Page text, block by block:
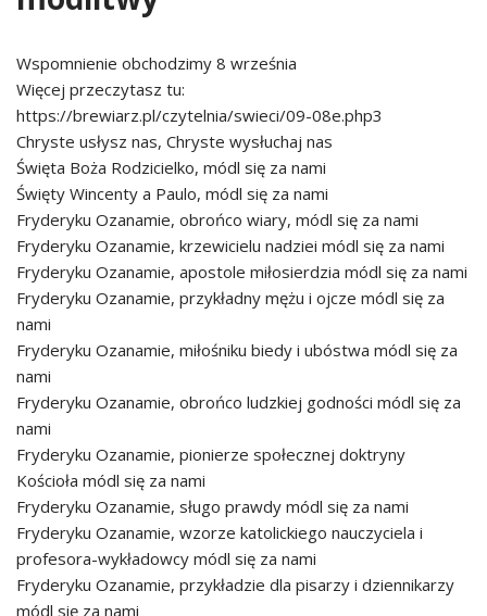
Wspomnienie obchodzimy 8 września
Więcej przeczytasz tu:
https://brewiarz.pl/czytelnia/swieci/09-08e.php3
Chryste usłysz nas, Chryste wysłuchaj nas
Święta Boża Rodzicielko, módl się za nami
Święty Wincenty a Paulo, módl się za nami
Fryderyku Ozanamie, obrońco wiary, módl się za nami
Fryderyku Ozanamie, krzewicielu nadziei módl się za nami
Fryderyku Ozanamie, apostole miłosierdzia módl się za nami
Fryderyku Ozanamie, przykładny mężu i ojcze módl się za
nami
Fryderyku Ozanamie, miłośniku biedy i ubóstwa módl się za
nami
Fryderyku Ozanamie, obrońco ludzkiej godności módl się za
nami
Fryderyku Ozanamie, pionierze społecznej doktryny
Kościoła módl się za nami
Fryderyku Ozanamie, sługo prawdy módl się za nami
Fryderyku Ozanamie, wzorze katolickiego nauczyciela i
profesora-wykładowcy módl się za nami
Fryderyku Ozanamie, przykładzie dla pisarzy i dziennikarzy
módl się za nami